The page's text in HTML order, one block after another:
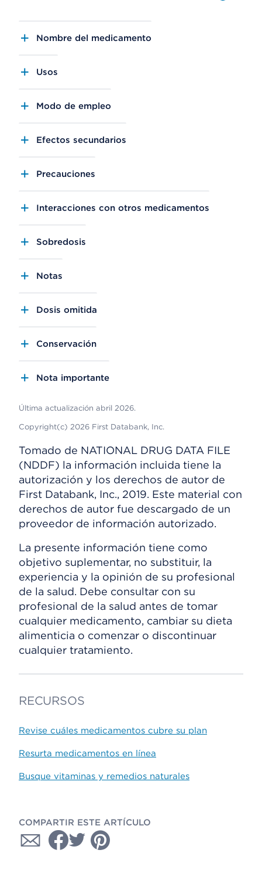
Nombre del medicamento
Usos
Modo de empleo
Efectos secundarios
Precauciones
Interacciones con otros medicamentos
Sobredosis
Notas
Dosis omitida
Conservación
Nota importante
Última actualización abril 2026.
Copyright(c) 2026 First Databank, Inc.
Tomado de NATIONAL DRUG DATA FILE
(NDDF) la información incluida tiene la
autorización y los derechos de autor de
First Databank, Inc., 2019. Este material con
derechos de autor fue descargado de un
proveedor de información autorizado.
La presente información tiene como
objetivo suplementar, no substituir, la
experiencia y la opinión de su profesional
de la salud. Debe consultar con su
profesional de la salud antes de tomar
cualquier medicamento, cambiar su dieta
alimenticia o comenzar o discontinuar
cualquier tratamiento.
RECURSOS
Revise cuáles medicamentos cubre su plan
Resurta medicamentos en línea
Busque vitaminas y remedios naturales
COMPARTIR ESTE ARTÍCULO